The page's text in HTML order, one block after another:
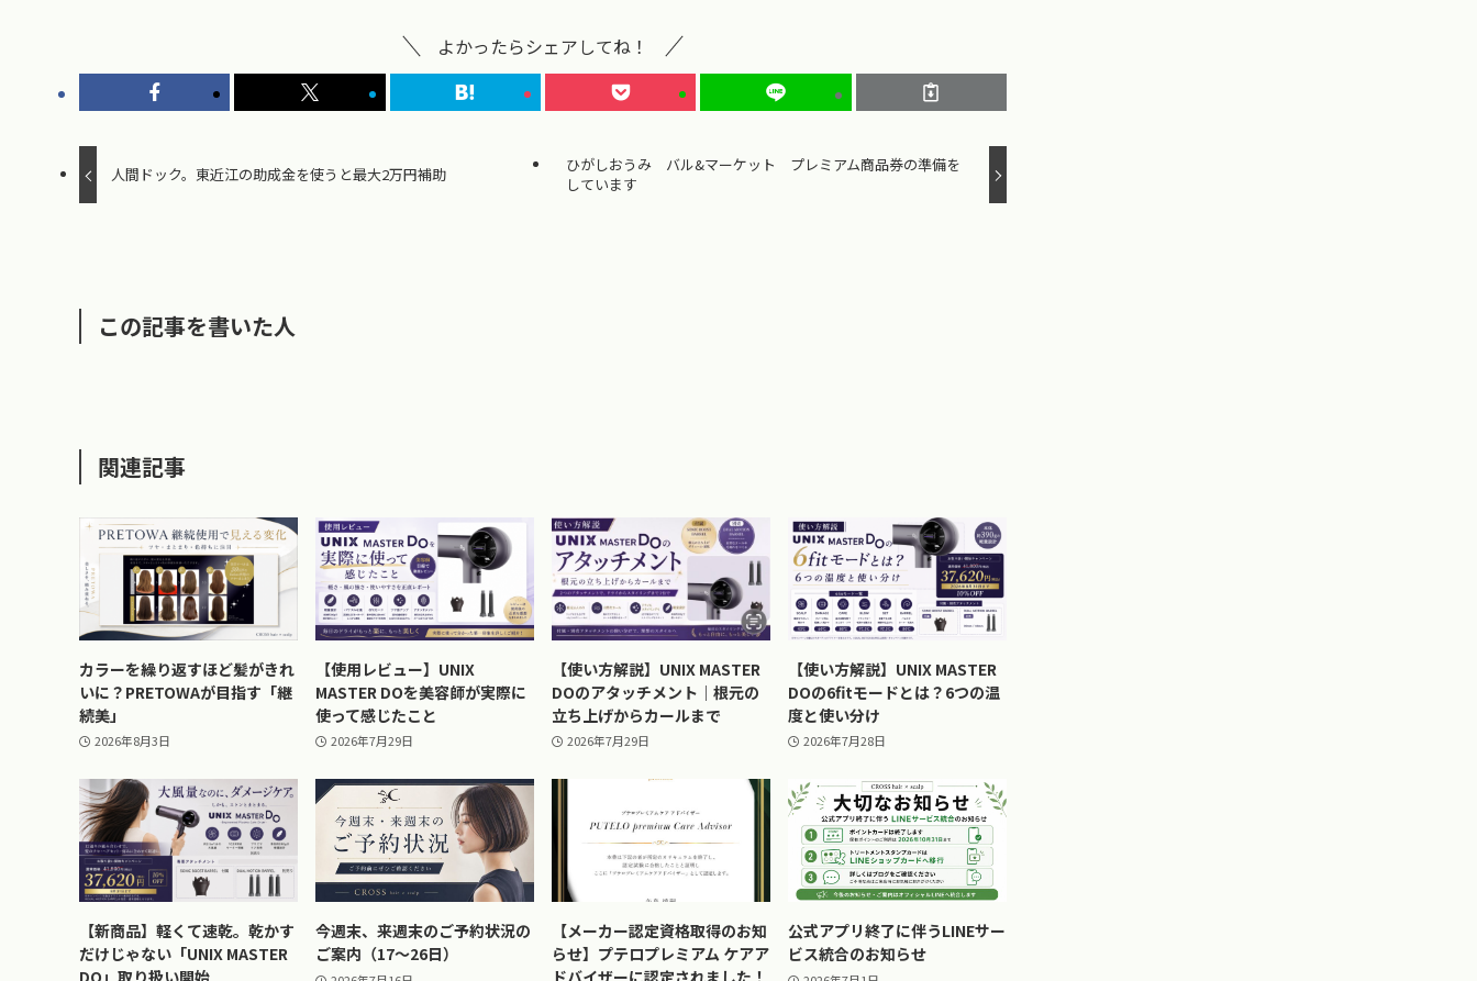
よかったらシェアしてね！
人間ドック。東近江の助成金を使うと最大2万円補助
ひがしおうみ バル&マーケット プレミアム商品券の準備を
しています
この記事を書いた人
関連記事
カラーを繰り返すほど髪がきれ
いに？PRETOWAが目指す「継
続美」
2026年8月3日
【使用レビュー】UNIX
MASTER DOを美容師が実際に
使って感じたこと
2026年7月29日
【使い方解説】UNIX MASTER
DOのアタッチメント｜根元の
立ち上げからカールまで
2026年7月29日
【使い方解説】UNIX MASTER
DOの6fitモードとは？6つの温
度と使い分け
2026年7月28日
【新商品】軽くて速乾。乾かす
だけじゃない「UNIX MASTER
今週末、来週末のご予約状況の
ご案内（17〜26日）
【メーカー認定資格取得のお知
らせ】プテロプレミアム ケアア
公式アプリ終了に伴うLINEサー
ビス統合のお知らせ